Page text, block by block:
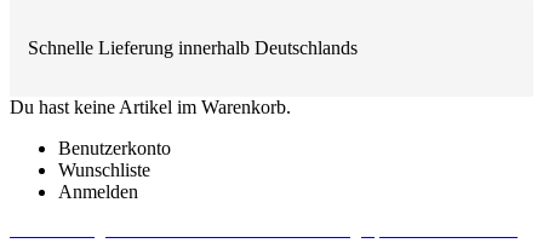
Schnelle Lieferung innerhalb Deutschlands
Du hast keine Artikel im Warenkorb.
Benutzerkonto
Wunschliste
Anmelden